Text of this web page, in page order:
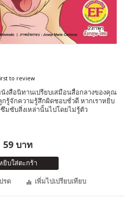
to review
งสือนิทานเปรียบเสมือนสื่อกลางของคุณ
รู้จักความรู้สึกผิดชอบชั่วดี หากเราหยิบ
มซับสิ่งเหล่านั้นไปโดยไม่รู้ตัว
59 บาท
ยิบใส่ตะกร้า
รด
เพิ่มไปเปรียบเทียบ